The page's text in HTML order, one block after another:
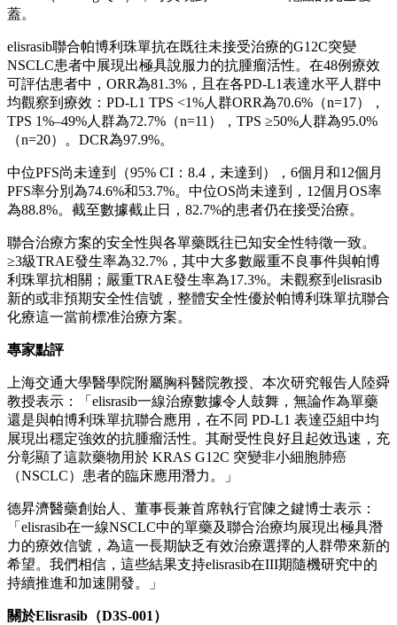
蓋。
elisrasib聯合帕博利珠單抗在既往未接受治療的G12C突變
NSCLC患者中展現出極具說服力的抗腫瘤活性。在48例療效
可評估患者中，ORR為81.3%，且在各PD-L1表達水平人群中
均觀察到療效：PD-L1 TPS <1%人群ORR為70.6%（n=17），
TPS 1%–49%人群為72.7%（n=11），TPS ≥50%人群為95.0%
（n=20）。DCR為97.9%。
中位PFS尚未達到（95% CI：8.4，未達到），6個月和12個月
PFS率分別為74.6%和53.7%。中位OS尚未達到，12個月OS率
為88.8%。截至數據截止日，82.7%的患者仍在接受治療。
聯合治療方案的安全性與各單藥既往已知安全性特徵一致。
≥3級TRAE發生率為32.7%，其中大多數嚴重不良事件與帕博
利珠單抗相關；嚴重TRAE發生率為17.3%。未觀察到elisrasib
新的或非預期安全性信號，整體安全性優於帕博利珠單抗聯合
化療這一當前標准治療方案。
專家點評
上海交通大學醫學院附屬胸科醫院教授、本次研究報告人陸舜
教授表示：「elisrasib一線治療數據令人鼓舞，無論作為單藥
還是與帕博利珠單抗聯合應用，在不同 PD-L1 表達亞組中均
展現出穩定強效的抗腫瘤活性。其耐受性良好且起效迅速，充
分彰顯了這款藥物用於 KRAS G12C 突變非小細胞肺癌
（NSCLC）患者的臨床應用潛力。」
德昇濟醫藥創始人、董事長兼首席執行官陳之鍵博士表示：
「elisrasib在一線NSCLC中的單藥及聯合治療均展現出極具潛
力的療效信號，為這一長期缺乏有效治療選擇的人群帶來新的
希望。我們相信，這些結果支持elisrasib在III期隨機研究中的
持續推進和加速開發。」
關於Elisrasib （D3S-001）